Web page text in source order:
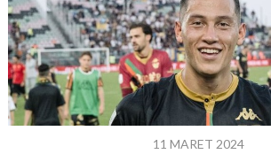
11 MARET 2024